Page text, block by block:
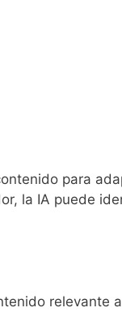
para
la IA puede
relevante